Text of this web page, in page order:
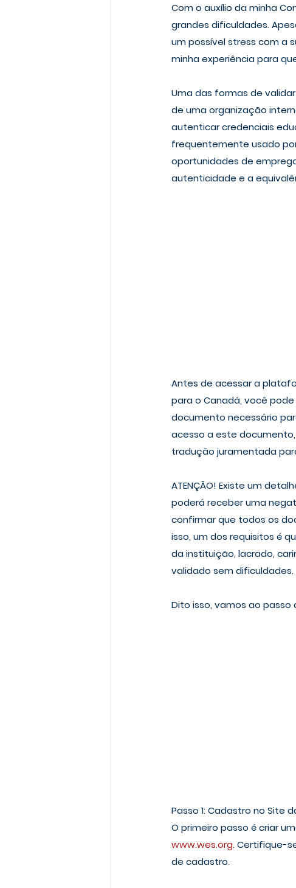
Com o auxílio da minha
grandes dificuldades.
um possível stress com a
minha experiência para
Uma das formas de
de uma organização
autenticar credenciais
frequentemente usado
oportunidades de
autenticidade e a
Antes de acessar a
para o Canadá, você
documento necessário
acesso a este
tradução juramentada
ATENÇÃO! Existe um
poderá receber uma
confirmar que todos os
isso, um dos requisitos é
da instituição, lacrado,
validado sem dificuldades.
Dito isso, vamos ao
Passo 1: Cadastro no Site
O primeiro passo é criar
www.wes.org. Certifique-
de cadastro.